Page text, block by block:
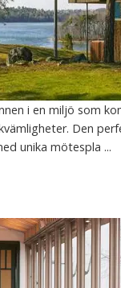
i en miljö som
Den
unika mötespla ...